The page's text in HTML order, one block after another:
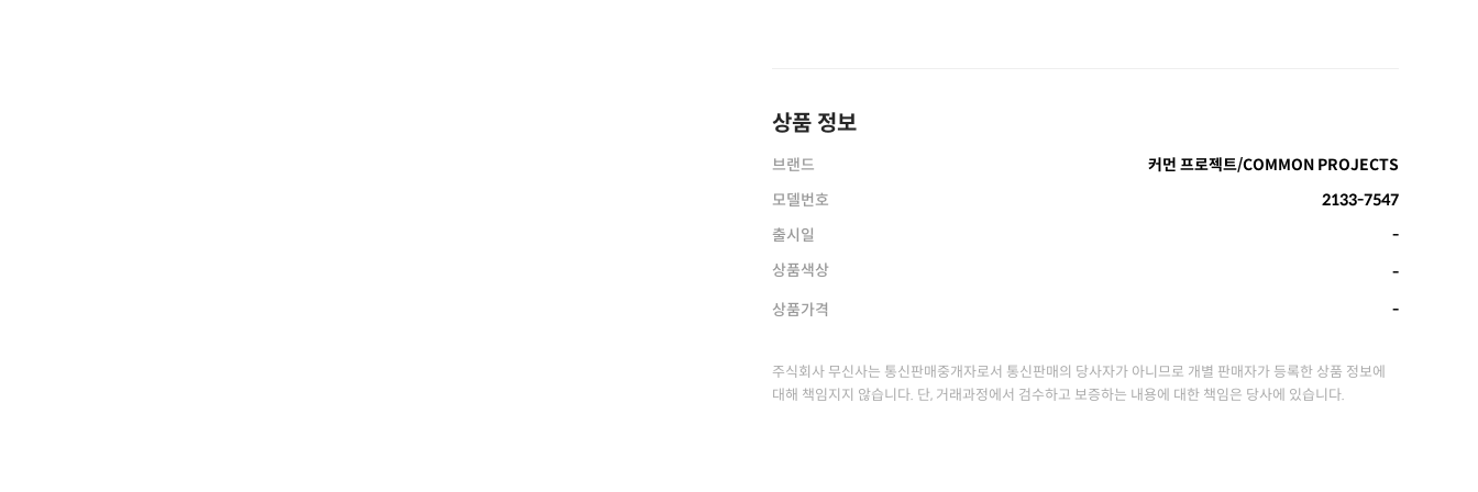
상품 정보
브랜드
커먼 프로젝트/COMMON PROJECTS
모델번호
2133-7547
출시일
-
상품색상
-
상품가격
-
주식회사 무신사는 통신판매중개자로서 통신판매의 당사자가 아니므로 개별 판매자가 등록한 상품 정보에
대해 책임지지 않습니다. 단, 거래과정에서 검수하고 보증하는 내용에 대한 책임은 당사에 있습니다.